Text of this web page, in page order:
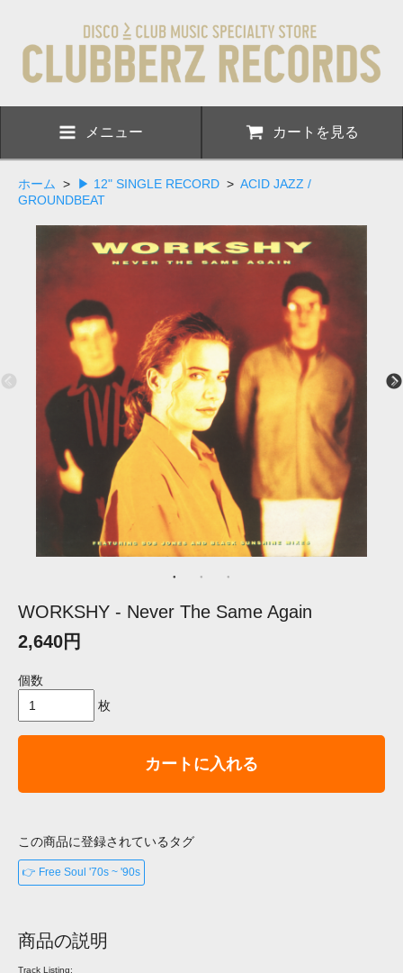
メニュー カートを見る
ホーム > ▶ 12" SINGLE RECORD > ACID JAZZ /
GROUNDBEAT
WORKSHY - Never The Same Again
2,640円
個数
枚
カートに入れる
この商品に登録されているタグ
👉 Free Soul '70s ~ '90s
商品の説明
Track Listing: